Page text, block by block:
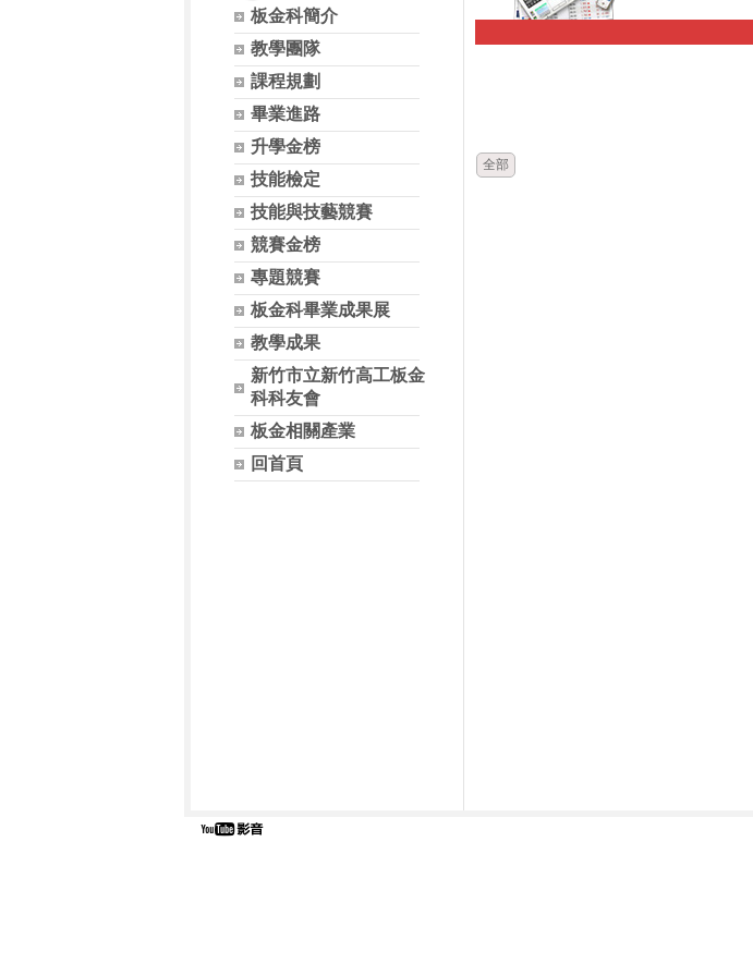
板金科簡介
教學團隊
課程規劃
畢業進路
升學金榜
技能檢定
技能與技藝競賽
競賽金榜
專題競賽
板金科畢業成果展
教學成果
新竹市立新竹高工板金
科科友會
板金相關產業
回首頁
全部